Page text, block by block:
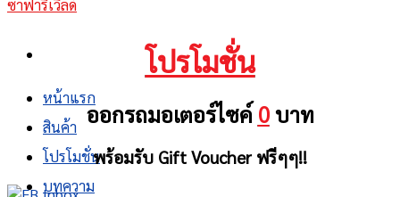
หน้าแรก
สินค้า
โปรโมชั่น
บทความ
โปรโมชั่น
ออกรถมอเตอร์ไซค์ 0บาท
พร้อมรับ Gift Voucher ฟรีๆๆ!!